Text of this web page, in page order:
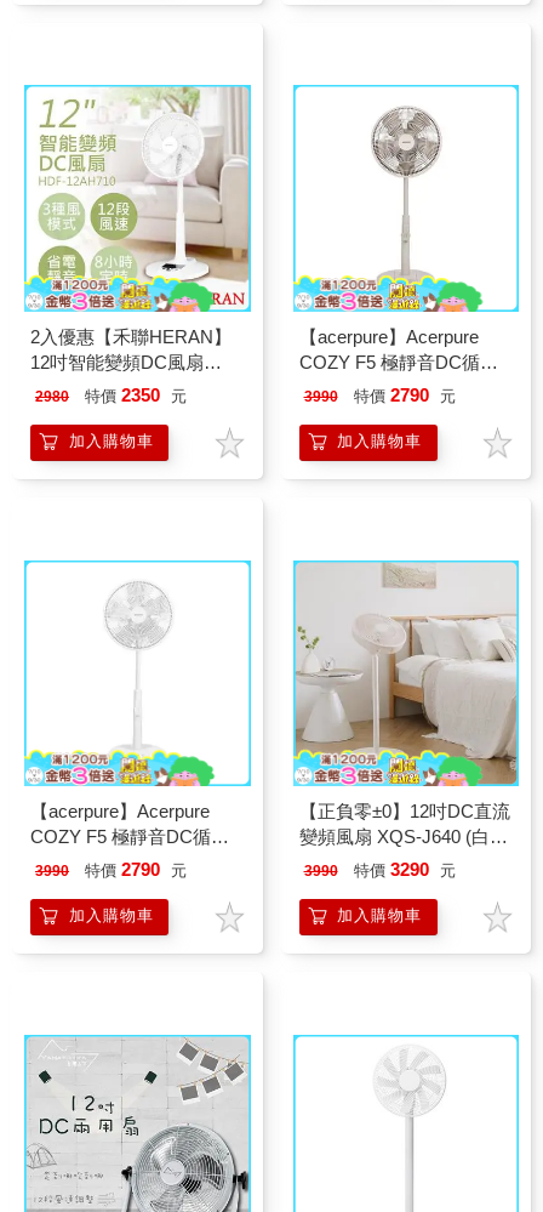
2入優惠【禾聯HERAN】
12吋智能變頻DC風扇
HDF-12AH710
2980 特價 2350 元
加入購物車
【acerpure】Acerpure
COZY F5 極靜音DC循環
風扇 AF555-20R 玫瑰棕
3990 特價 2790 元
加入購物車
【acerpure】Acerpure
COZY F5 極靜音DC循環
風扇 AF555-20W 日光白
3990 特價 2790 元
加入購物車
【正負零±0】12吋DC直流
變頻風扇 XQS-J640 (白
色)
3990 特價 3290 元
加入購物車